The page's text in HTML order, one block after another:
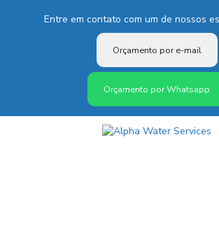
Entre em contato com um de nossos
Orçamento por e-mail
Orçamento por Whatsapp